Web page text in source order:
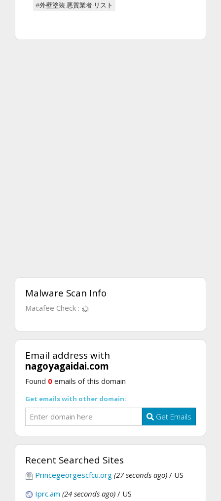
#外壁塗装 悪質業者 リスト
Malware Scan Info
Macafee Check :
Email address with
nagoyagaidai.com
Found 0 emails of this domain
Get emails with other domain:
Get Emails
Recent Searched Sites
Princegeorgescfcu.org (27 seconds ago) / US
Iprc.am (24 seconds ago) / US